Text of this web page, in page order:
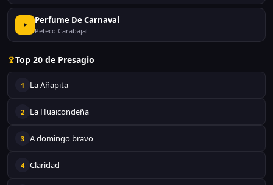
Perfume De Carnaval
Peteco Carabajal
Top 20 de Presagio
1 La Añapita
2 La Huaicondeña
3 A domingo bravo
4 Claridad